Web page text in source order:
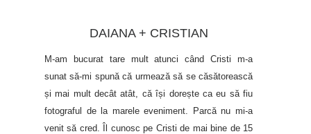
DAIANA + CRISTIAN
M-am bucurat tare mult atunci când Cristi m-a
sunat să-mi spună că urmează să se căsătorească
și mai mult decât atât, că își dorește ca eu să fiu
fotograful de la marele eveniment. Parcă nu mi-a
venit să cred. Îl cunosc pe Cristi de mai bine de 15